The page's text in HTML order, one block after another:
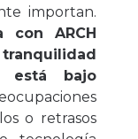
importan.
con ARCH
está bajo
o retrasos